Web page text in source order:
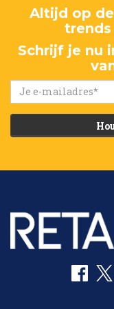
Altijd op
Schrijf je nu